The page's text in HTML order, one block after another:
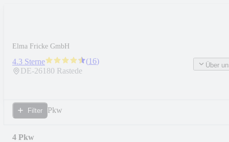
Elma Fricke GmbH
4.3 Sterne (16)
DE-26180 Rastede
Über
Filter Pkw
4 Pkw